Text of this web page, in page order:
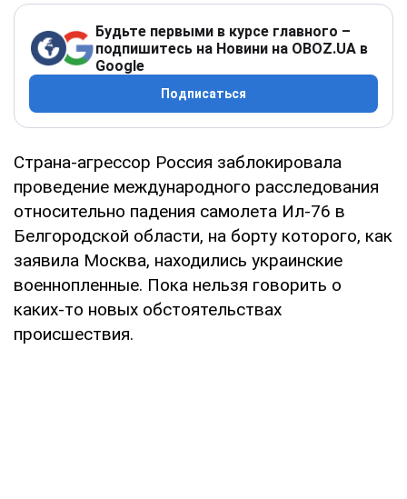
Будьте первыми в курсе главного –
подпишитесь на Новини на OBOZ.UA в
Google
Подписаться
Страна-агрессор Россия заблокировала
проведение международного расследования
относительно падения самолета Ил-76 в
Белгородской области, на борту которого, как
заявила Москва, находились украинские
военнопленные. Пока нельзя говорить о
каких-то новых обстоятельствах
происшествия.